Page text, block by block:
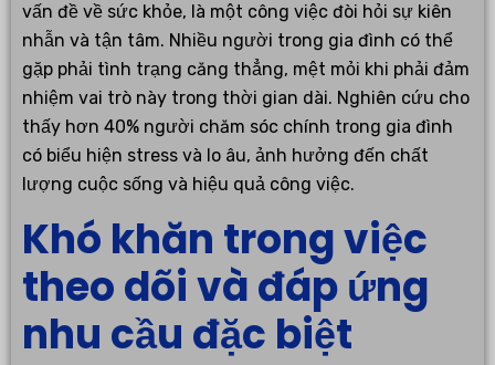
vấn đề về sức khỏe, là một công việc đòi hỏi sự kiên
nhẫn và tận tâm. Nhiều người trong gia đình có thể
gặp phải tình trạng căng thẳng, mệt mỏi khi phải đảm
nhiệm vai trò này trong thời gian dài. Nghiên cứu cho
thấy hơn 40% người chăm sóc chính trong gia đình
có biểu hiện stress và lo âu, ảnh hưởng đến chất
lượng cuộc sống và hiệu quả công việc.
Khó khăn trong việc
theo dõi và đáp ứng
nhu cầu đặc biệt